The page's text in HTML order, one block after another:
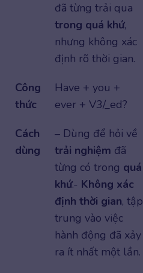
đã từng trải qua
trong quá khứ,
nhưng không xác
định rõ thời gian.
Công
thức
Have + you +
ever + V3/_ed?
Cách
dùng
– Dùng để hỏi về
trải nghiệm đã
từng có trong quá
khứ.- Không xác
định thời gian, tập
trung vào việc
hành động đã xảy
ra ít nhất một lần.